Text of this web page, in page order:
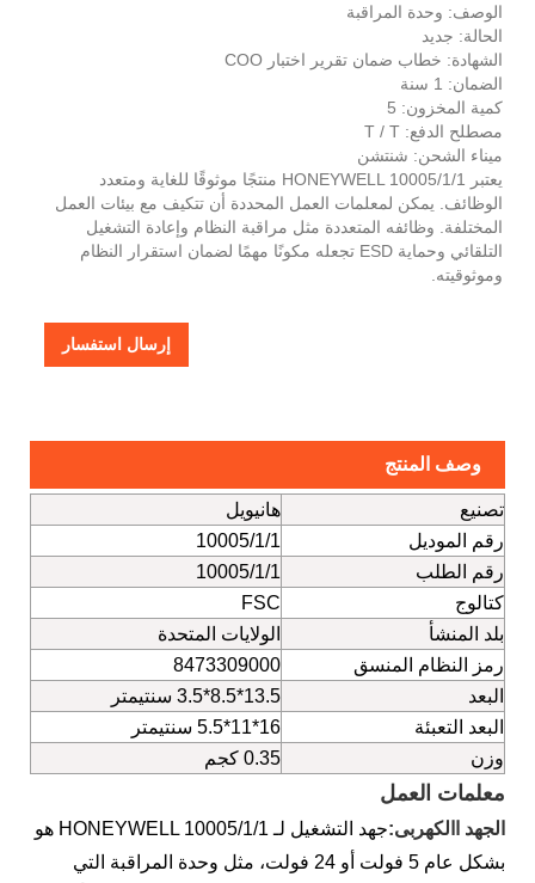
الوصف: وحدة المراقبة
الحالة: جديد
الشهادة: خطاب ضمان تقرير اختبار COO
الضمان: 1 سنة
كمية المخزون: 5
مصطلح الدفع: T / T
ميناء الشحن: شنتشن
يعتبر HONEYWELL 10005/1/1 منتجًا موثوقًا للغاية ومتعدد
الوظائف. يمكن لمعلمات العمل المحددة أن تتكيف مع بيئات العمل
المختلفة. وظائفه المتعددة مثل مراقبة النظام وإعادة التشغيل
التلقائي وحماية ESD تجعله مكونًا مهمًا لضمان استقرار النظام
وموثوقيته.
إرسال استفسار
وصف المنتج
تصنيع
هانيويل
رقم الموديل
10005/1/1
رقم الطلب
10005/1/1
كتالوج
FSC
بلد المنشأ
الولايات المتحدة
رمز النظام المنسق
8473309000
البعد
13.5*8.5*3.5 سنتيمتر
البعد التعبئة
16*11*5.5 سنتيمتر
وزن
0.35 كجم
معلمات العمل
الجهد االكهربى:
جهد التشغيل لـ HONEYWELL 10005/1/1 هو
بشكل عام 5 فولت أو 24 فولت، مثل وحدة المراقبة التي